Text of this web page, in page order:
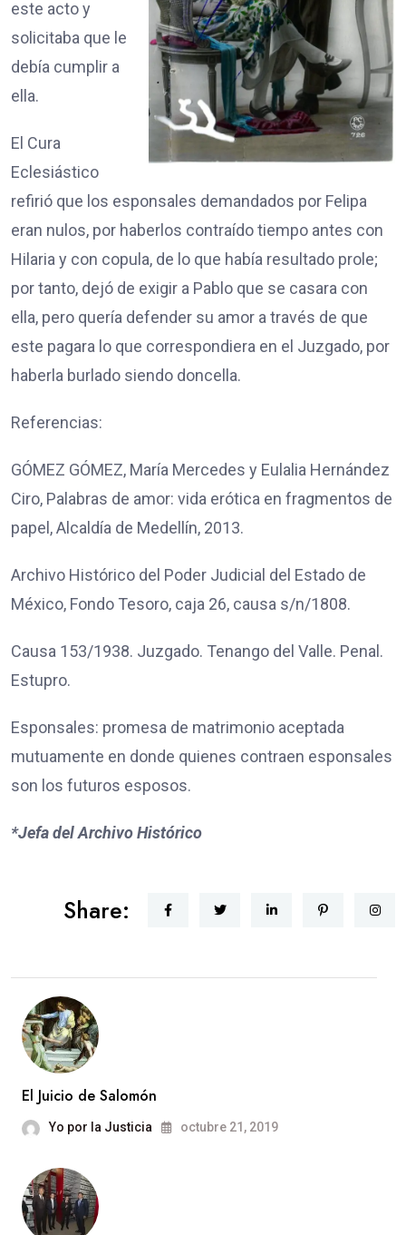
este acto y
solicitaba que le
debía cumplir a
ella.
El Cura
Eclesiástico
refirió que los esponsales demandados por Felipa
eran nulos, por haberlos contraído tiempo antes con
Hilaria y con copula, de lo que había resultado prole;
por tanto, dejó de exigir a Pablo que se casara con
ella, pero quería defender su amor a través de que
este pagara lo que correspondiera en el Juzgado, por
haberla burlado siendo doncella.
Referencias:
GÓMEZ GÓMEZ, María Mercedes y Eulalia Hernández
Ciro, Palabras de amor: vida erótica en fragmentos de
papel, Alcaldía de Medellín, 2013.
Archivo Histórico del Poder Judicial del Estado de
México, Fondo Tesoro, caja 26, causa s/n/1808.
Causa 153/1938. Juzgado. Tenango del Valle. Penal.
Estupro.
Esponsales: promesa de matrimonio aceptada
mutuamente en donde quienes contraen esponsales
son los futuros esposos.
*Jefa del Archivo Histórico
Share:
El Juicio de Salomón
Yo por la Justicia octubre 21, 2019